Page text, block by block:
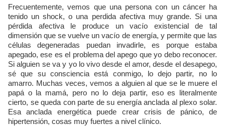
Frecuentemente, vemos que una persona con un cáncer ha
tenido un shock, o una perdida afectiva muy grande. Si una
pérdida afectiva le produce un vacío existencial de tal
dimensión que se vuelve un vacío de energía, y permite que las
células degeneradas puedan invadirle, es porque estaba
apegado, ese es el problema del apego que yo debo reconocer.
Si alguien se va y yo lo vivo desde el amor, desde el desapego,
sé que su consciencia está conmigo, lo dejo partir, no lo
amarro. Muchas veces, vemos a alguien al que se le muere el
papá o la mamá, pero no lo deja partir, eso es literalmente
cierto, se queda con parte de su energía anclada al plexo solar.
Esa anclada energética puede crear crisis de pánico, de
hipertensión, cosas muy fuertes a nivel clínico.